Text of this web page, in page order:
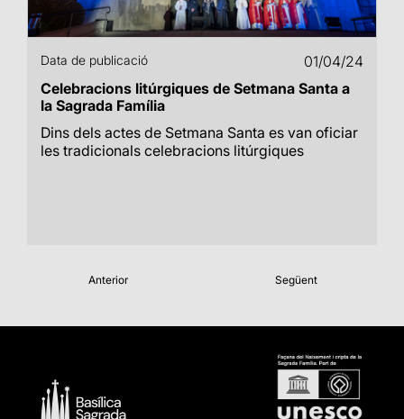
Data de publicació
01/04/24
Celebracions litúrgiques de Setmana Santa a
la Sagrada Família
Dins dels actes de Setmana Santa es van oficiar
les tradicionals celebracions litúrgiques
Anterior Següent